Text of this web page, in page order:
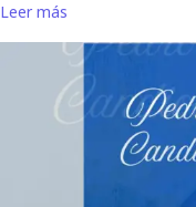
Leer más